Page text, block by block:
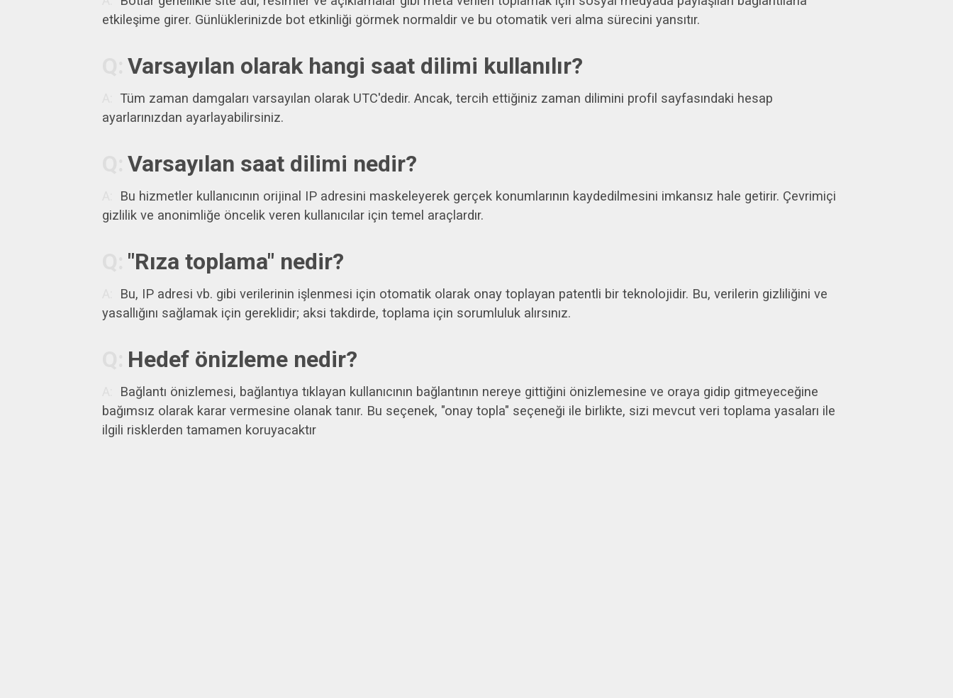
etkileşime girer. Günlüklerinizde bot etkinliği görmek normaldir ve bu otomatik veri alma sürecini yansıtır.
Varsayılan olarak hangi saat dilimi kullanılır?
Tüm zaman damgaları varsayılan olarak UTC'dedir. Ancak, tercih ettiğiniz zaman dilimini profil sayfasındaki hesap
ayarlarınızdan ayarlayabilirsiniz.
Varsayılan saat dilimi nedir?
Bu hizmetler kullanıcının orijinal IP adresini maskeleyerek gerçek konumlarının kaydedilmesini imkansız hale getirir. Çevrimiçi
gizlilik ve anonimliğe öncelik veren kullanıcılar için temel araçlardır.
"Rıza toplama" nedir?
Bu, IP adresi vb. gibi verilerinin işlenmesi için otomatik olarak onay toplayan patentli bir teknolojidir. Bu, verilerin gizliliğini ve
yasallığını sağlamak için gereklidir; aksi takdirde, toplama için sorumluluk alırsınız.
Hedef önizleme nedir?
Bağlantı önizlemesi, bağlantıya tıklayan kullanıcının bağlantının nereye gittiğini önizlemesine ve oraya gidip gitmeyeceğine
bağımsız olarak karar vermesine olanak tanır. Bu seçenek, "onay topla" seçeneği ile birlikte, sizi mevcut veri toplama yasaları ile
ilgili risklerden tamamen koruyacaktır